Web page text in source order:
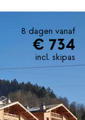
De
die je bij de
8 dagen vanaf
€ 734
incl. skipas